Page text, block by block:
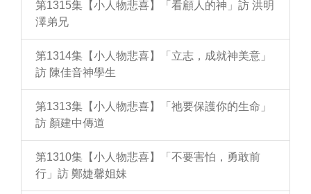
第1315集【小人物悲喜】「看顧人的神」訪 洪明
澤弟兄
第1314集【小人物悲喜】「立志，成就神美意」
訪 陳佳音神學生
第1313集【小人物悲喜】「祂要保護你的生命」
訪 顏建中傳道
第1310集【小人物悲喜】「不要害怕，勇敢前
行」訪 鄭婕馨姐妹